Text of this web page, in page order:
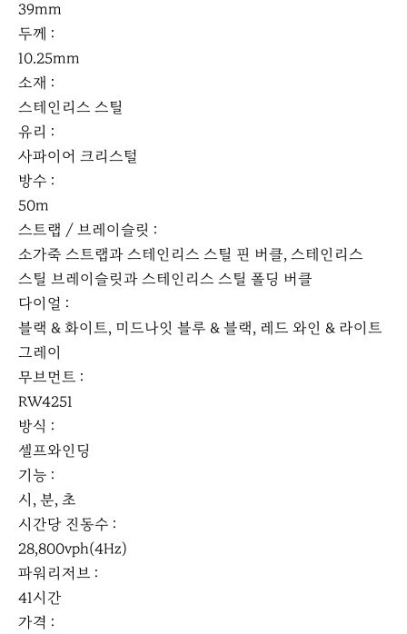
39mm
두께 :
10.25mm
소재 :
스테인리스 스틸
유리 :
사파이어 크리스털
방수 :
50m
스트랩 / 브레이슬릿 :
소가죽 스트랩과 스테인리스 스틸 핀 버클, 스테인리스
스틸 브레이슬릿과 스테인리스 스틸 폴딩 버클
다이얼 :
블랙 & 화이트, 미드나잇 블루 & 블랙, 레드 와인 & 라이트
그레이
무브먼트 :
RW4251
방식 :
셀프와인딩
기능 :
시, 분, 초
시간당 진동수 :
28,800vph(4Hz)
파워리저브 :
41시간
가격 :